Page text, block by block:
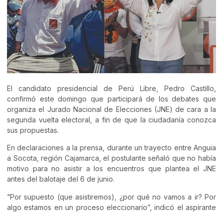
El candidato presidencial de Perú Libre, Pedro Castillo,
confirmó este domingo que participará de los debates que
organiza el Jurado Nacional de Elecciones (JNE) de cara a la
segunda vuelta electoral, a fin de que la ciudadanía conozca
sus propuestas.
En declaraciones a la prensa, durante un trayecto entre Anguia
a Socota, región Cajamarca, el postulante señaló que no había
motivo para no asistir a los encuentros que plantea el JNE
antes del balotaje del 6 de junio.
“Por supuesto (que asistiremos), ¿por qué no vamos a ir? Por
algo estamos en un proceso eleccionario”, indicó el aspirante